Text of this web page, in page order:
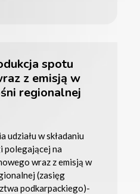
spotu
z emisją w
regionalnej
udziału w składaniu
polegającej na
wraz z emisją w
(zasięg
podkarpackiego)-